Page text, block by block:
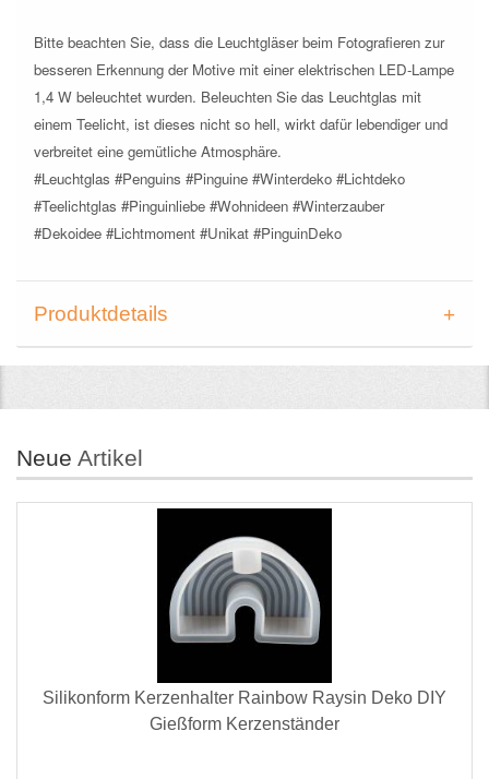
Bitte beachten Sie, dass die Leuchtgläser beim Fotografieren zur
besseren Erkennung der Motive mit einer elektrischen LED-Lampe
1,4 W beleuchtet wurden. Beleuchten Sie das Leuchtglas mit
einem Teelicht, ist dieses nicht so hell, wirkt dafür lebendiger und
verbreitet eine gemütliche Atmosphäre.
#Leuchtglas #Penguins #Pinguine #Winterdeko #Lichtdeko
#Teelichtglas #Pinguinliebe #Wohnideen #Winterzauber
#Dekoidee #Lichtmoment #Unikat #PinguinDeko
Produktdetails
Neue Artikel
Silikonform Kerzenhalter Rainbow Raysin Deko DIY
Gießform Kerzenständer